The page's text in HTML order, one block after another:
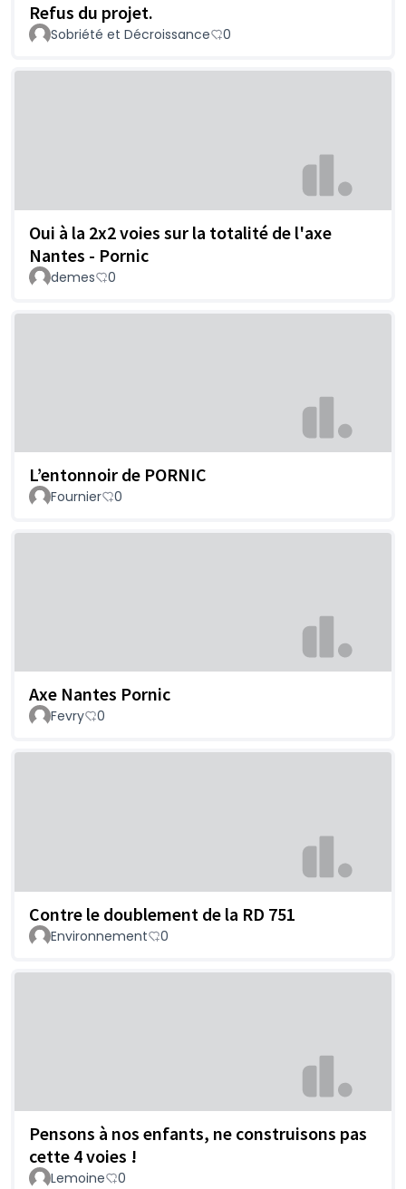
Refus du projet.
Sobriété et Décroissance 0
Oui à la 2x2 voies sur la totalité de l'axe
Nantes - Pornic
demes 0
L’entonnoir de PORNIC
Fournier 0
Axe Nantes Pornic
Fevry 0
Contre le doublement de la RD 751
Environnement 0
Pensons à nos enfants, ne construisons pas
cette 4 voies !
Lemoine 0